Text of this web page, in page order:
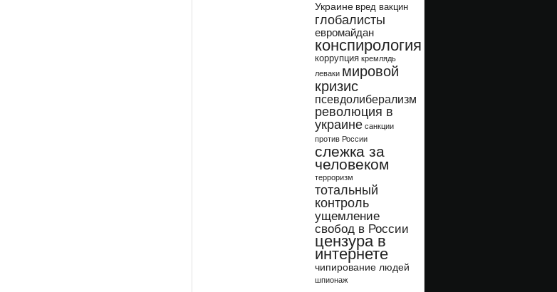
Украине вред вакцин
глобалисты
евромайдан
конспирология
коррупция кремлядь
леваки мировой
кризис
псевдолиберализм
революция в
украине санкции
против России
слежка за
человеком
терроризм
тотальный
контроль
ущемление
свобод в России
цензура в
интернете
чипирование людей
шпионаж